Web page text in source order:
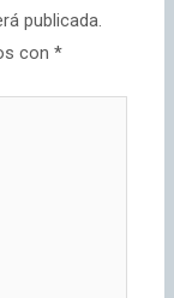
publicada.
con*